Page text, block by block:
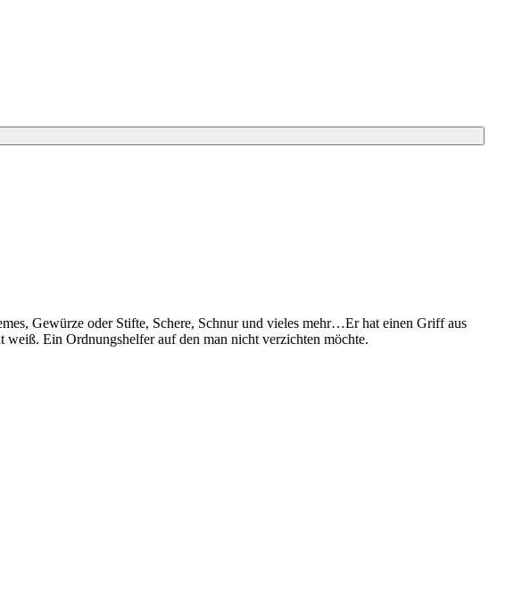
Gewürze oder Stifte, Schere, Schnur und vieles mehr…Er hat einen Griff aus
Ein Ordnungshelfer auf den man nicht verzichten möchte.